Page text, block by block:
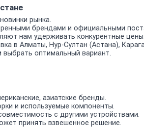
рынка.
брендами и официальными
нам удерживать конкурентные цены.
в Алматы, Нур-Султан (Астана),
оптимальный вариант.
азиатские бренды.
и используемые компоненты.
с другими устройствами.
принять взвешенное решение.